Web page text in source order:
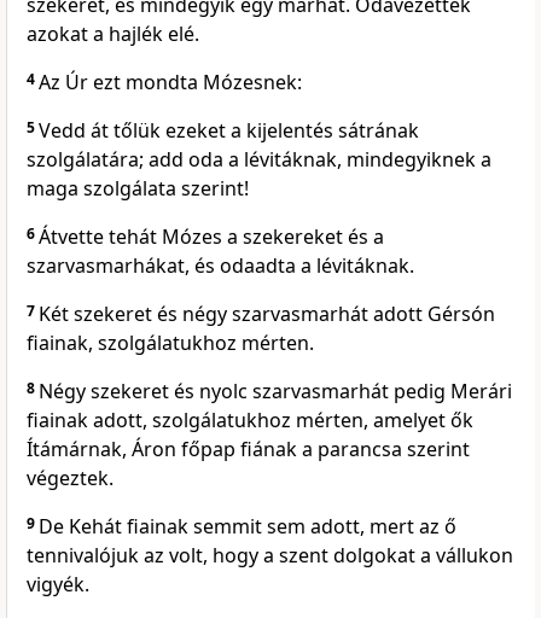
azokat a hajlék elé.
4Az Úr ezt mondta Mózesnek:
5Vedd át tőlük ezeket a kijelentés sátrának
szolgálatára; add oda a lévitáknak, mindegyiknek a
maga szolgálata szerint!
6Átvette tehát Mózes a szekereket és a
szarvasmarhákat, és odaadta a lévitáknak.
7 Két szekeret és négy szarvasmarhát adott Gérsón
fiainak, szolgálatukhoz mérten.
8 Négy szekeret és nyolc szarvasmarhát pedig Merári
fiainak adott, szolgálatukhoz mérten, amelyet ők
Ítámárnak, Áron főpap fiának a parancsa szerint
végeztek.
9 De Kehát fiainak semmit sem adott, mert az ő
tennivalójuk az volt, hogy a szent dolgokat a vállukon
vigyék.